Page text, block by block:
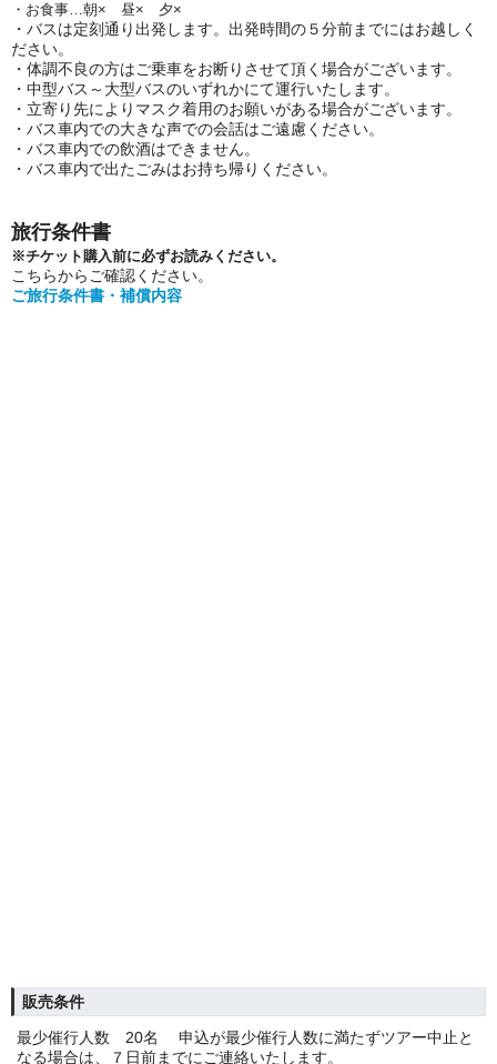
・お食事…朝× 昼× 夕×
・バスは定刻通り出発します。出発時間の５分前までにはお越しく
ださい。
・体調不良の方はご乗車をお断りさせて頂く場合がございます。
・中型バス～大型バスのいずれかにて運行いたします。
・立寄り先によりマスク着用のお願いがある場合がございます。
・バス車内での大きな声での会話はご遠慮ください。
・バス車内での飲酒はできません。
・バス車内で出たごみはお持ち帰りください。
旅行条件書
※チケット購入前に必ずお読みください。
こちらからご確認ください。
ご旅行条件書・補償内容
販売条件
最少催行人数 20名 申込が最少催行人数に満たずツアー中止と
なる場合は、７日前までにご連絡いたします。